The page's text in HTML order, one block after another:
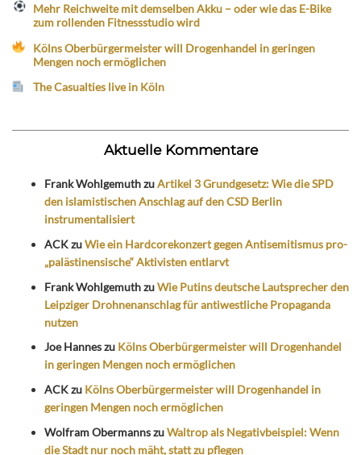
Mehr Reichweite mit demselben Akku – oder wie das E-Bike
zum rollenden Fitnessstudio wird
Kölns Oberbürgermeister will Drogenhandel in geringen
Mengen noch ermöglichen
The Casualties live in Köln
Aktuelle Kommentare
Frank WohlgemuthzuArtikel 3 Grundgesetz: Wie die SPD
den islamistischen Anschlag auf den CSD Berlin
instrumentalisiert
ACKzuWie ein Hardcorekonzert gegen Antisemitismus pro-
„palästinensische“ Aktivisten entlarvt
Frank WohlgemuthzuWie Putins deutsche Lautsprecher den
Leipziger Drohnenanschlag für antiwestliche Propaganda
nutzen
Joe Hanneszu Kölns Oberbürgermeister will Drogenhandel
in geringen Mengen noch ermöglichen
ACKzu Kölns Oberbürgermeister will Drogenhandel in
geringen Mengen noch ermöglichen
Wolfram ObermannszuWaltrop als Negativbeispiel: Wenn
die Stadt nur noch mäht, statt zu pflegen